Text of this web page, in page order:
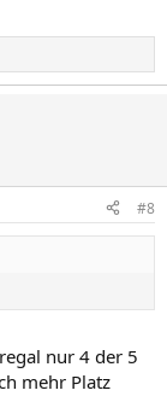
#8
nur 4 der 5
mehr Platz